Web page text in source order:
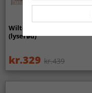
Wilton-tæppe - Gombalia
(lyserød)
kr.329 kr.439